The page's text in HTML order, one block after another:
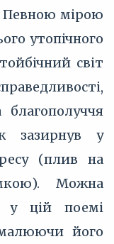
Певною мірою
утопічного
світ
благополуччя
зазирнув у
(плив на
Можна
у цій поемі
його